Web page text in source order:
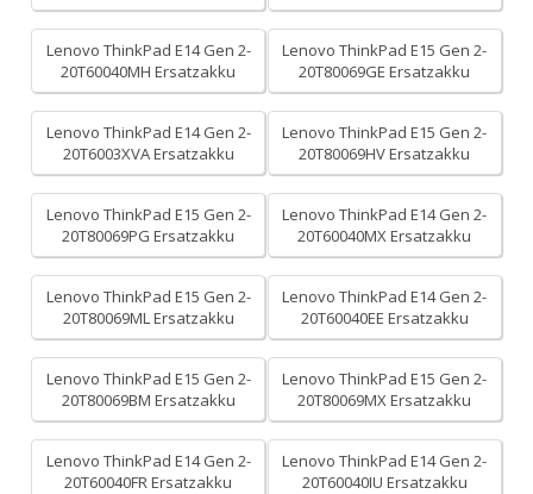
Lenovo ThinkPad E14 Gen 2-
20T60040MH Ersatzakku
Lenovo ThinkPad E15 Gen 2-
20T80069GE Ersatzakku
Lenovo ThinkPad E14 Gen 2-
20T6003XVA Ersatzakku
Lenovo ThinkPad E15 Gen 2-
20T80069HV Ersatzakku
Lenovo ThinkPad E15 Gen 2-
20T80069PG Ersatzakku
Lenovo ThinkPad E14 Gen 2-
20T60040MX Ersatzakku
Lenovo ThinkPad E15 Gen 2-
20T80069ML Ersatzakku
Lenovo ThinkPad E14 Gen 2-
20T60040EE Ersatzakku
Lenovo ThinkPad E15 Gen 2-
20T80069BM Ersatzakku
Lenovo ThinkPad E15 Gen 2-
20T80069MX Ersatzakku
Lenovo ThinkPad E14 Gen 2-
20T60040FR Ersatzakku
Lenovo ThinkPad E14 Gen 2-
20T60040IU Ersatzakku